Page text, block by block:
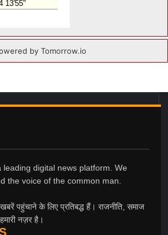
leading digital news platform. We
the voice of the common man.
पहुंचाने के लिए प्रतिबद्ध हैं। राजनीति, समाज
नज़र है।